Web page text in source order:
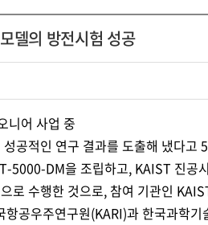
델의 방전시험 성공
니어 사업 중
공적인 연구 결과를 도출해 냈다고
DM을 조립하고, KAIST 진공
로 수행한 것으로, 참여 기관인
공우주연구원(KARI)과 한국과학